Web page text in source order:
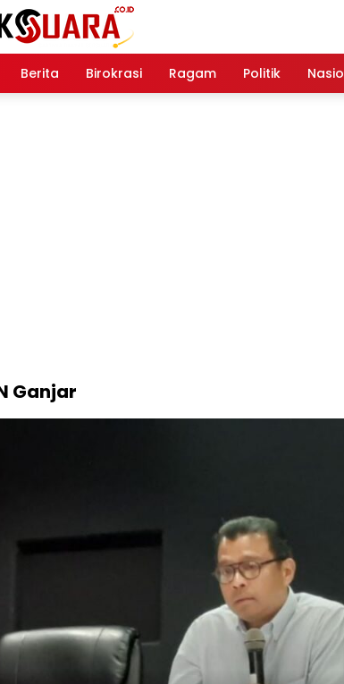
Berita Birokrasi Ragam Politik
Ganjar